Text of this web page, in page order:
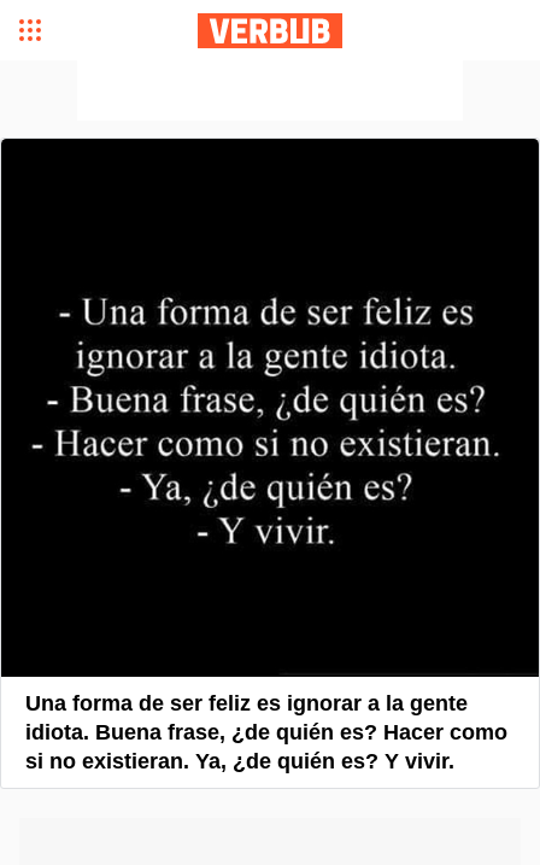
Una forma de ser feliz es ignorar a la gente
idiota. Buena frase, ¿de quién es? Hacer como
si no existieran. Ya, ¿de quién es? Y vivir.